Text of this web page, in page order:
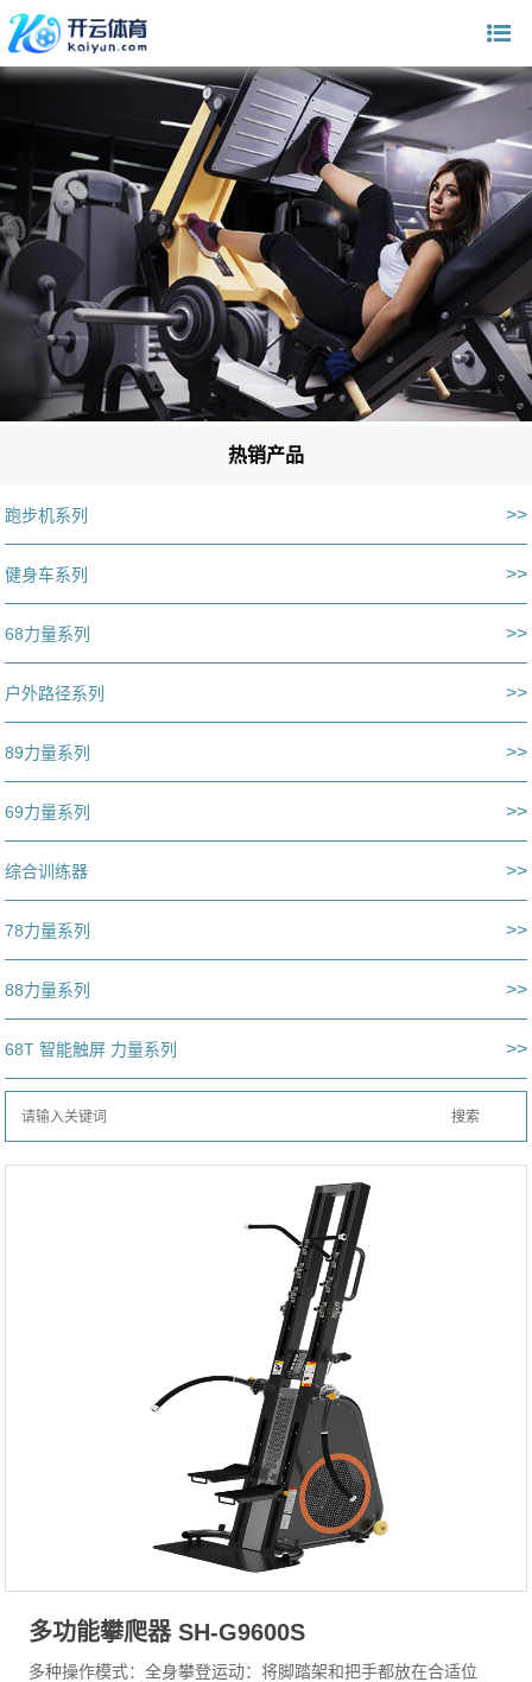
热销产品
跑步机系列 >>
健身车系列 >>
68力量系列 >>
户外路径系列 >>
89力量系列 >>
69力量系列 >>
综合训练器 >>
78力量系列 >>
88力量系列 >>
68T 智能触屏 力量系列 >>
多功能攀爬器 SH-G9600S
多种操作模式：全身攀登运动：将脚踏架和把手都放在合适位